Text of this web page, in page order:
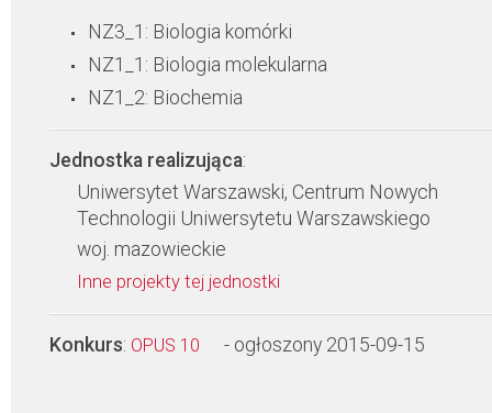
NZ3_1: Biologia komórki
NZ1_1: Biologia molekularna
NZ1_2: Biochemia
Jednostka realizująca:
Uniwersytet Warszawski, Centrum Nowych
Technologii Uniwersytetu Warszawskiego
woj. mazowieckie
Inne projekty tej jednostki
Konkurs: OPUS 10 - ogłoszony 2015-09-15